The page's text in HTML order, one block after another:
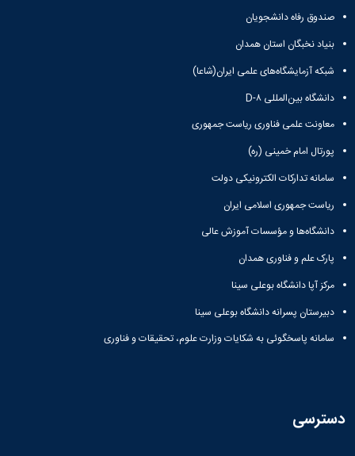
صندوق رفاه دانشجویان
بنیاد نخبگان استان همدان
شبکه آزمایشگاه‌های علمی ایران(شاعا)
دانشگاه بین‌المللی D-۸
معاونت علمی فناوری ریاست جمهوری
پورتال امام خمینی (ره)
سامانه تدارکات الکترونیکی دولت
ریاست جمهوری اسلامی ایران
دانشگاه‌ها و مؤسسات آموزش عالی
پارک علم و فناوری همدان
مرکز آپا دانشگاه بوعلی سینا
دبیرستان پسرانه دانشگاه بوعلی سینا
سامانه پاسخگوئی به شکایات وزارت علوم، تحقیقات و فناوری
دسترسی